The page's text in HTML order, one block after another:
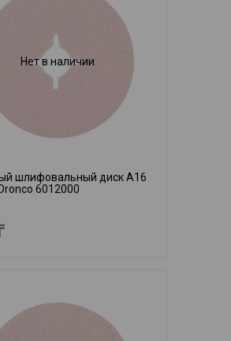
Нет в наличии
шлифовальный диск A16
6012000